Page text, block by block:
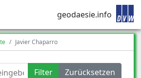
geodaesie.info
Javier Chaparro
Filter
Zurücksetzen